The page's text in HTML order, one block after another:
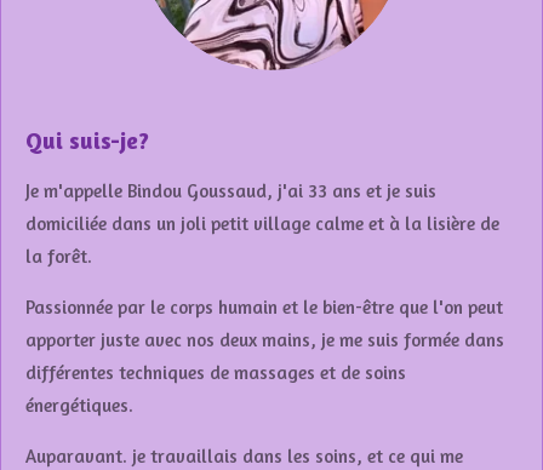
Qui suis-je?
Je m'appelle Bindou Goussaud, j'ai 33 ans et je suis
domiciliée dans un joli petit village calme et à la lisière de
la forêt.
Passionnée par le corps humain et le bien-être que l'on peut
apporter juste avec nos deux mains, je me suis formée dans
différentes techniques de massages et de soins
énergétiques.
Auparavant. je travaillais dans les soins, et ce qui me